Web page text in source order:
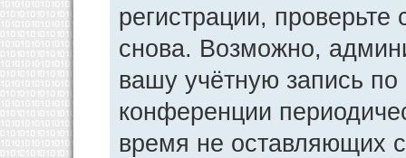
регистрации,
снова. Возможно,
вашу учётную запись
конференции
время не оставляющих